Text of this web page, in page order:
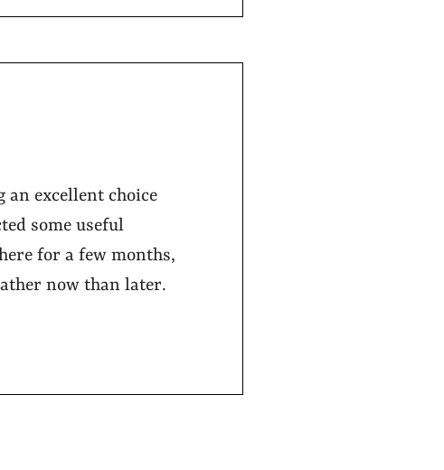
excellent choice
some useful
for a few months,
now than later.